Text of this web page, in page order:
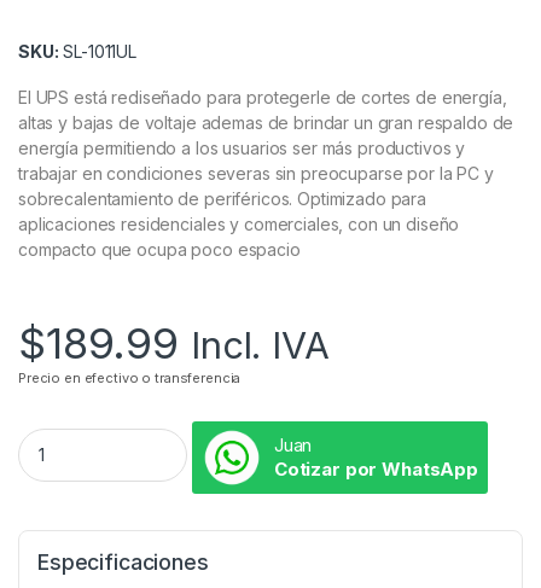
SKU: SL-1011UL
El UPS está rediseñado para protegerle de cortes de energía,
altas y bajas de voltaje ademas de brindar un gran respaldo de
energía permitiendo a los usuarios ser más productivos y
trabajar en condiciones severas sin preocuparse por la PC y
sobrecalentamiento de periféricos. Optimizado para
aplicaciones residenciales y comerciales, con un diseño
compacto que ocupa poco espacio
$189.99 Incl. IVA
Precio en efectivo o transferencia
Juan
Cotizar por WhatsApp
Especificaciones